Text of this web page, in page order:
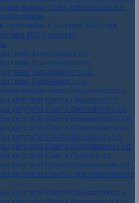
выборы главы Харьковского с.п.
района
голосования 8 сентября 2019 года
МСУ о выборах
главы Ахметовского с.п.
главы Вознесенского с.п.
главы Каладжинского с.п.
главы Упорненского с.п.
выборы главы Сладковского с.п.
депутатов Совета Лабинского г.п.
депутатов Совета Ахметовского с.п.
депутатов Совета Владимирского с.п.
депутатов Совета Вознесенского с.п.
депутатов Совета Зассовского с.п.
депутатов Совета Каладжинского с.п.
депутатов Совета Лучевого с.п.
депутатов Совета Отважненского с.п.
депутатов Совета Первосинюхинского
депутатов Совета Сладковского с.п.